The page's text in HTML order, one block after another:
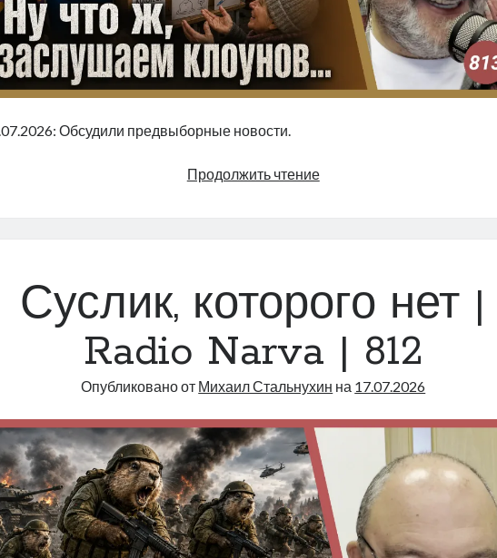
Обсудили предвыборные новости.
Продолжить чтение«Ну
Radio
|
813
Суслик, которого нет |
Radio Narva | 812
Опубликовано от Михаил Стальнухин на 17.07.2026